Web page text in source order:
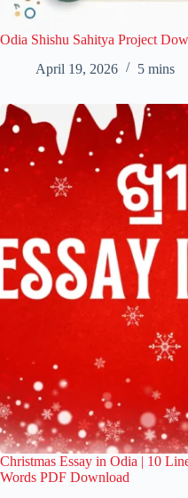
Odia Shishu Sahitya Project
April 19, 2026
5 mins
Christmas Essay in Odia | 10
Words PDF Download